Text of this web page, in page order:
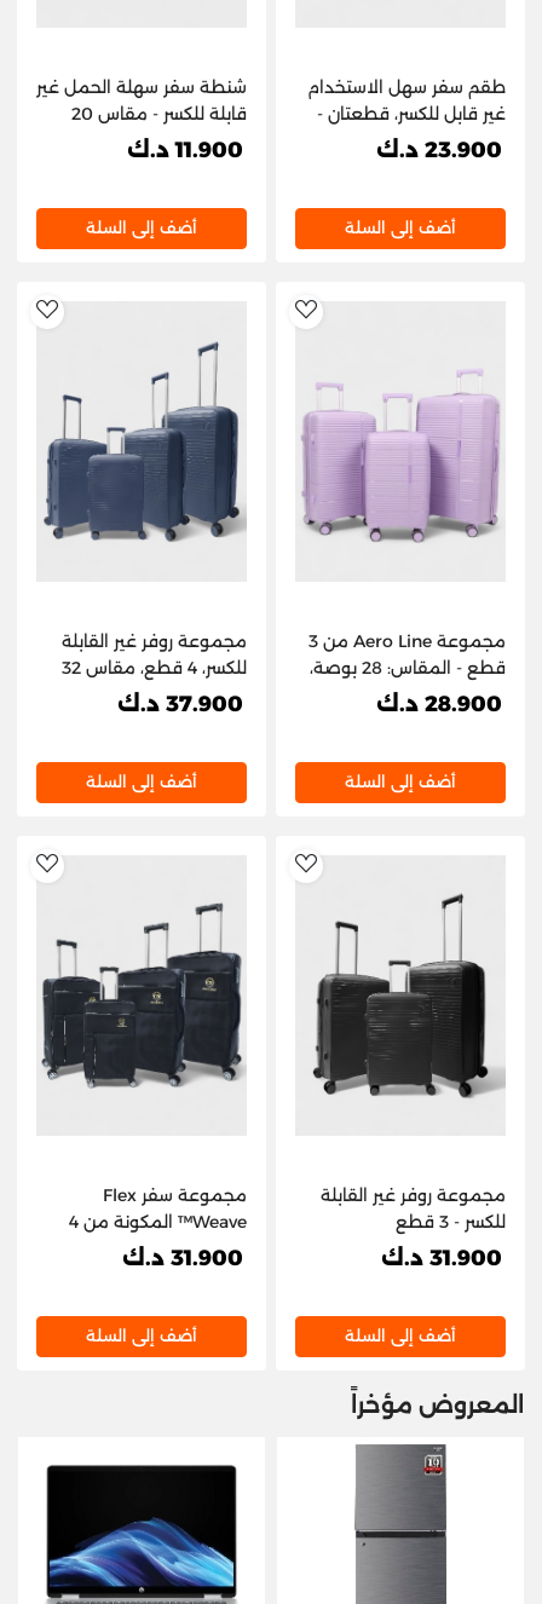
طقم سفر سهل الاستخدام
غير قابل للكسر، قطعتان -
23.900 د.ك
أضف إلى السلة
شنطة سفر سهلة الحمل غير
قابلة للكسر - مقاس 20
بوصة
11.900 د.ك
أضف إلى السلة
AddToWishlist
مجموعة Aero Line من 3
قطع - المقاس: 28 بوصة،
24 بوصة، و20 بوصة
28.900 د.ك
أضف إلى السلة
مجموعة روفر غير القابلة
للكسر، 4 قطع، مقاس 32
37.900 د.ك
أضف إلى السلة
AddToWishlist
مجموعة روفر غير القابلة
للكسر - 3 قطع
31.900 د.ك
أضف إلى السلة
مجموعة سفر Flex
Weave™ المكونة من 4
31.900 د.ك
أضف إلى السلة
المعروض مؤخراً